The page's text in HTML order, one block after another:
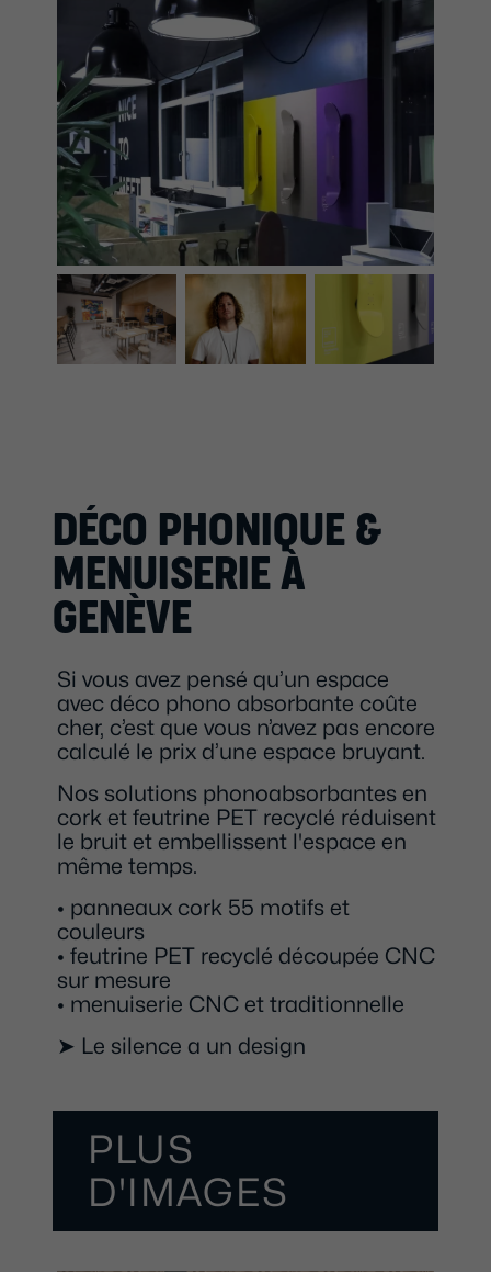
DÉCO PHONIQUE &
MENUISERIE À
GENÈVE
Si vous avez pensé qu’un espace
avec déco phono absorbante coûte
cher, c’est que vous n’avez pas encore
calculé le prix d’une espace bruyant.
Nos solutions phonoabsorbantes en
cork et feutrine PET recyclé réduisent
le bruit et embellissent l'espace en
même temps.
• panneaux cork 55 motifs et
couleurs
• feutrine PET recyclé découpée CNC
sur mesure
• menuiserie CNC et traditionnelle
➤ Le silence a un design
PLUS
D'IMAGES